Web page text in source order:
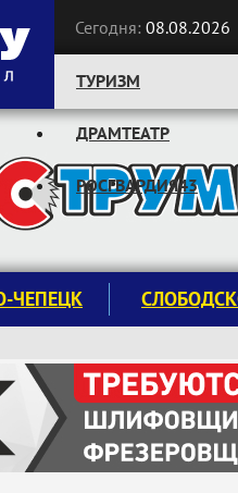
Сегодня: 08.08.2026
ТУРИЗМ
ДРАМТЕАТР
РОСГВАРДИЯ43
ЧЕПЕЦК